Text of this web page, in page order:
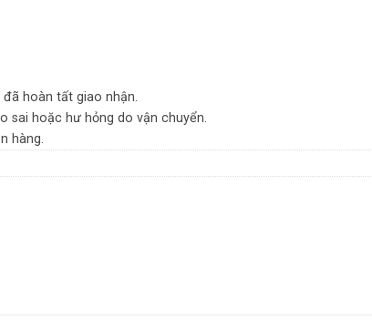
hoàn tất giao nhận.
sai hoặc hư hỏng do vận chuyển.
hàng.